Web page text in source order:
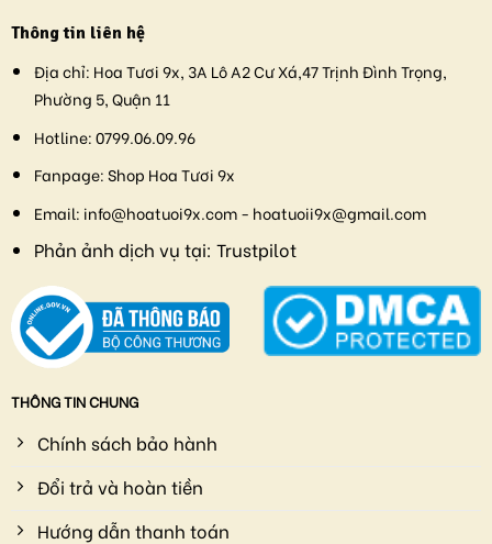
Thông tin liên hệ
Địa chỉ: Hoa Tươi 9x, 3A Lô A2 Cư Xá,47 Trịnh Đình Trọng,
Phường 5, Quận 11
Hotline:0799.06.09.96
Fanpage:Shop Hoa Tươi 9x
Email: info@hoatuoi9x.com - hoatuoii9x@gmail.com
Phản ảnh dịch vụ tại: Trustpilot
THÔNG TIN CHUNG
Chính sách bảo hành
Đổi trả và hoàn tiền
Hướng dẫn thanh toán